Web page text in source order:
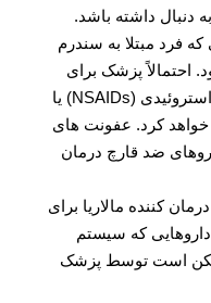
دنبال داشته باشد.
فرد مبتلا به سندرم
احتمالاً پزشک برای
بهبود علائم داروهای ضد التهابی غیر استروئیدی (NSAIDs) یا
خواهد کرد. عفونت های
ضد قارچ درمان
کننده مالاریا برای
که سیستم
است توسط پزشک